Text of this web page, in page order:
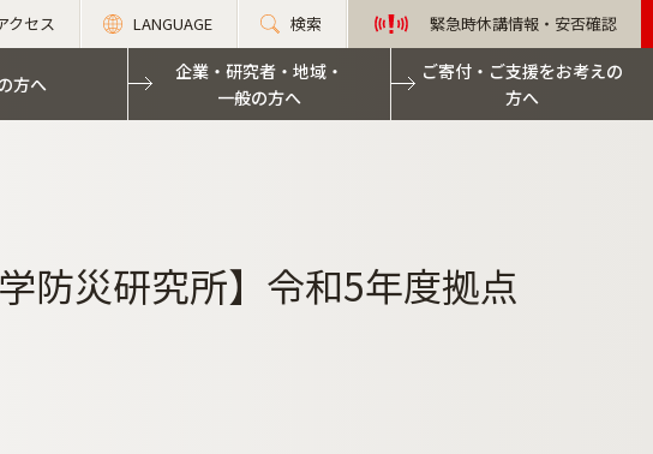
クセス LANGUAGE 検索 緊急時休講情報・安否確認
方へ
企業・研究者・地域・
一般の方へ
ご寄付・ご支援をお考えの
方へ
防災研究所】令和5年度拠点